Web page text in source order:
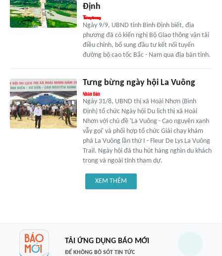
Định
Ngày 9/9, UBND tỉnh Bình Định biết, địa
phương đã có kiến nghị Bộ Giao thông vận tải
điều chỉnh, bổ sung đầu tư kết nối tuyến
đường bộ cao tốc Bắc - Nam qua địa bàn tỉnh.
Tưng bừng ngày hội La Vuông
Ngày 31/8, UBND thị xã Hoài Nhơn (Bình
Định) tổ chức Ngày hội Du lịch thị xã Hoài
Nhơn với chủ đề 'La Vuông - Cao nguyên xanh
vẫy gọi' và phối hợp tổ chức Giải chạy khám
phá La Vuông lần thứ I - Fleur De Lys La Vuông
Trail. Ngày hội đã thu hút hàng nghìn du khách
trong và ngoài tỉnh tham dự.
XEM THÊM
TẢI ỨNG DỤNG BÁO MỚI
ĐỂ KHÔNG BỎ SÓT TIN TỨC